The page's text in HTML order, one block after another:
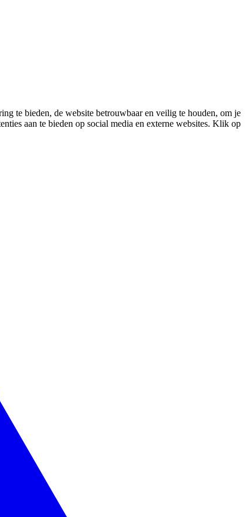
te bieden, de website betrouwbaar en veilig te houden, om je
aan te bieden op social media en externe websites. Klik op